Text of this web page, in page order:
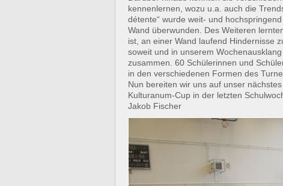
kennenlernen, wozu u.a. auch die
détente“ wurde weit- und
Wand überwunden. Des Weiteren
ist, an einer Wand laufend Hindernisse
soweit und in unserem
zusammen. 60 Schülerinnen und
in den verschiedenen Formen des
Nun bereiten wir uns auf unser
Kulturanum-Cup in der letzten
Jakob Fischer